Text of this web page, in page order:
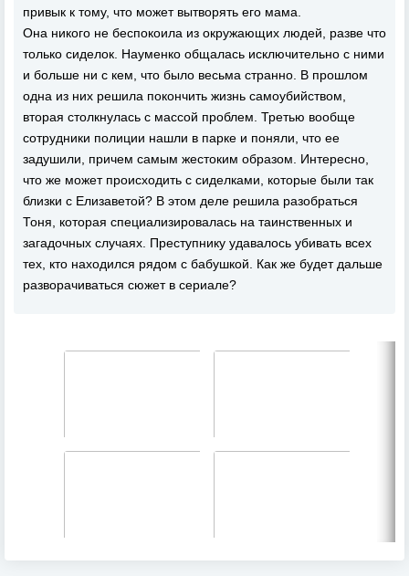
привык к тому, что может вытворять его мама.
Она никого не беспокоила из окружающих людей, разве что
только сиделок. Науменко общалась исключительно с ними
и больше ни с кем, что было весьма странно. В прошлом
одна из них решила покончить жизнь самоубийством,
вторая столкнулась с массой проблем. Третью вообще
сотрудники полиции нашли в парке и поняли, что ее
задушили, причем самым жестоким образом. Интересно,
что же может происходить с сиделками, которые были так
близки с Елизаветой? В этом деле решила разобраться
Тоня, которая специализировалась на таинственных и
загадочных случаях. Преступнику удавалось убивать всех
тех, кто находился рядом с бабушкой. Как же будет дальше
разворачиваться сюжет в сериале?